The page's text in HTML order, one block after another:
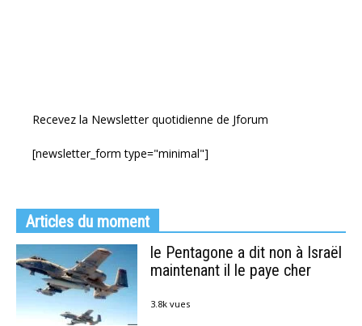
Recevez la Newsletter quotidienne de Jforum
[newsletter_form type="minimal"]
Articles du moment
le Pentagone a dit non à Israël
maintenant il le paye cher
3.8k vues